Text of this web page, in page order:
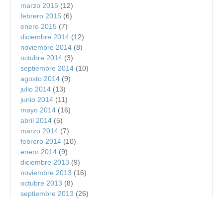
marzo 2015 (12)
febrero 2015 (6)
enero 2015 (7)
diciembre 2014 (12)
noviembre 2014 (8)
octubre 2014 (3)
septiembre 2014 (10)
agosto 2014 (9)
julio 2014 (13)
junio 2014 (11)
mayo 2014 (16)
abril 2014 (5)
marzo 2014 (7)
febrero 2014 (10)
enero 2014 (9)
diciembre 2013 (9)
noviembre 2013 (16)
octubre 2013 (8)
septiembre 2013 (26)